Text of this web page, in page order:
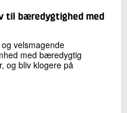
til bæredygtighed med
velsmagende
med bæredygtig
og bliv klogere på